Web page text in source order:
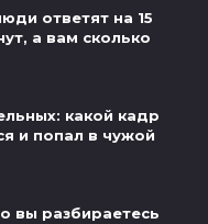
ответят на 15
а вам сколько
какой кадр
и попал в чужой
вы разбираетесь